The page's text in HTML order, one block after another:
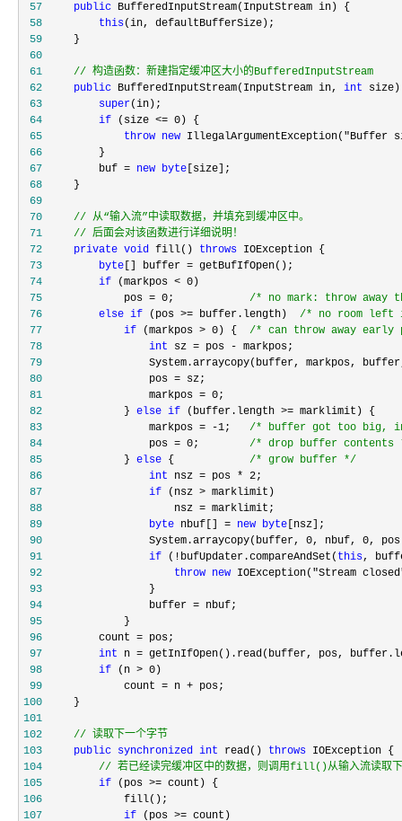
57
public
58
this
59
60
61
// 构造函数：新建指定缓冲区大小的BufferedInputStream
62
public BufferedInputStream(InputStream in, int
63
super
64
if (size <= 0
65
throw new IllegalArgumentException("Buffer
66
67
         buf =
new byte
68
69
70
//
71
// 后面会对该函数进行详细说明！
72
private void fill() throws
73
byte [] buffer =
74
if (markpos < 0
75
             pos = 0;
/* no mark: throw
76
else if (pos >= buffer.length) /* no room
77
if (markpos > 0) { /* can throw away
78
int sz = pos -
79
System.arraycopy(buffer, markpos,
80
                 pos =
81
                 markpos = 0
82
             }
else if (buffer.length >=
83
                 markpos = -1;
/* buffer got too big,
84
                 pos = 0;
/* drop buffer contents
85
             }
else { /* grow buffer */
86
int nsz = pos * 2
87
if (nsz >
88
                     nsz =
89
byte nbuf[] = new byte
90
                 System.arraycopy(buffer, 0, nbuf, 0
91
if (!bufUpdater.compareAndSet( this
92
throw new IOException("Stream
93
94
                 buffer =
95
96
         count =
97
int n = getInIfOpen().read(buffer, pos,
98
if (n > 0
99
             count = n +
100
101
102
// 读取下一个字节
103
public synchronized int read() throws
104
// 若已经读完缓冲区中的数据，则调用fill()从输入流读取下
105
if (pos >=
106
107
if (pos >=